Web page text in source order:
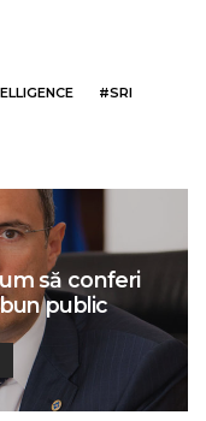
SRI
să conferi
public